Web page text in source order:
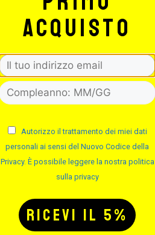
-50%
acquisto
Autorizzo il trattamento dei miei dati
personali ai sensi del Nuovo Codice della
Privacy. È possibile leggere la nostra politica
sulla privacy